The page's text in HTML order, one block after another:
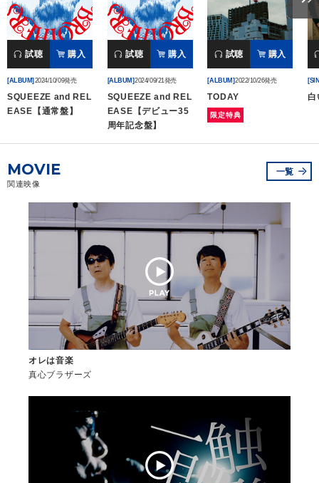
閉じる
試聴 購入
[ALBUM] 2024/10/09発売
SQUEEZE and REL
EASE【通常盤】
試聴 購入
[ALBUM]2024/09/21発売
SQUEEZE and REL
EASE【デビュー35
周年記念盤】
試聴 購入
[ALBUM]2022/10/26発売
TODAY
限定特典
白
MOVIE
関連映像
一覧
オレは音楽
真心ブラザーズ